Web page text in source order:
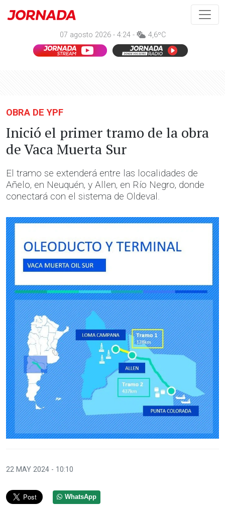
07 agosto 2026 - 4:24 - 4,6ºC
OBRA DE YPF
Inició el primer tramo de la obra
de Vaca Muerta Sur
El tramo se extenderá entre las localidades de
Añelo, en Neuquén, y Allen, en Río Negro, donde
conectará con el sistema de Oldeval.
22 MAY 2024 - 10:10
WhatsApp